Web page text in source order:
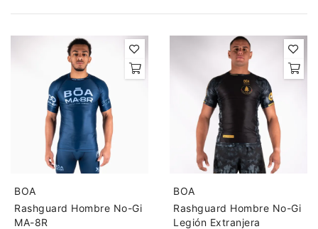
BOA
Rashguard Hombre No-Gi
MA-8R
BOA
Rashguard Hombre No-Gi
Legión Extranjera